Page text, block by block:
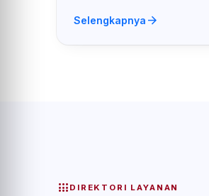
Selengkapnya arrow_forward
apps DIREKTORI LAYANAN